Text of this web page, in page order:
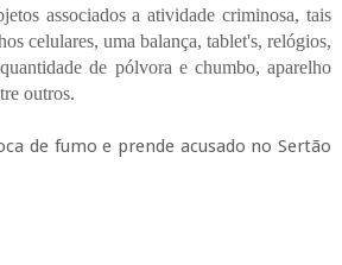
associados a atividade criminosa, tais
celulares, uma balança, tablet's, relógios,
de pólvora e chumbo, aparelho
outros.